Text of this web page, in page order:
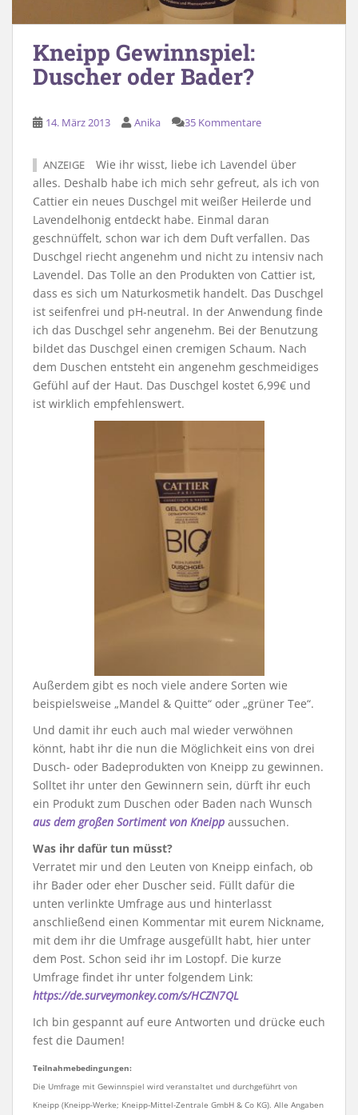
Kneipp Gewinnspiel:
Duscher oder Bader?
14. März 2013 Anika 35 Kommentare
ANZEIGE
Wie ihr wisst, liebe ich Lavendel über
alles. Deshalb habe ich mich sehr gefreut, als ich von
Cattier ein neues Duschgel mit weißer Heilerde und
Lavendelhonig entdeckt habe. Einmal daran
geschnüffelt, schon war ich dem Duft verfallen. Das
Duschgel riecht angenehm und nicht zu intensiv nach
Lavendel. Das Tolle an den Produkten von Cattier ist,
dass es sich um Naturkosmetik handelt. Das Duschgel
ist seifenfrei und pH-neutral. In der Anwendung finde
ich das Duschgel sehr angenehm. Bei der Benutzung
bildet das Duschgel einen cremigen Schaum. Nach
dem Duschen entsteht ein angenehm geschmeidiges
Gefühl auf der Haut. Das Duschgel kostet 6,99€ und
ist wirklich empfehlenswert.
Außerdem gibt es noch viele andere Sorten wie
beispielsweise „Mandel & Quitte“ oder „grüner Tee“.
Und damit ihr euch auch mal wieder verwöhnen
könnt, habt ihr die nun die Möglichkeit eins von drei
Dusch- oder Badeprodukten von Kneipp zu gewinnen.
Solltet ihr unter den Gewinnern sein, dürft ihr euch
ein Produkt zum Duschen oder Baden nach Wunsch
aus dem großen Sortiment von Kneipp aussuchen.
Was ihr dafür tun müsst?
Verratet mir und den Leuten von Kneipp einfach, ob
ihr Bader oder eher Duscher seid. Füllt dafür die
unten verlinkte Umfrage aus und hinterlasst
anschließend einen Kommentar mit eurem Nickname,
mit dem ihr die Umfrage ausgefüllt habt, hier unter
dem Post. Schon seid ihr im Lostopf. Die kurze
Umfrage findet ihr unter folgendem Link:
https://de.surveymonkey.com/s/HCZN7QL
Ich bin gespannt auf eure Antworten und drücke euch
fest die Daumen!
Teilnahmebedingungen:
Die Umfrage mit Gewinnspiel wird veranstaltet und durchgeführt von
Kneipp (Kneipp-Werke; Kneipp-Mittel-Zentrale GmbH & Co KG). Alle Angaben